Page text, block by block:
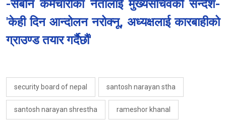
-सेबोन कर्मचारीका नेतालाई मुख्यसचिवको सन्देश-
'केही दिन आन्दोलन नरोक्नू, अध्यक्षलाई कारबाहीको
ग्राउण्ड तयार गर्दैछौं'
security board of nepal santosh narayan stha
santosh narayan shrestha rameshor khanal